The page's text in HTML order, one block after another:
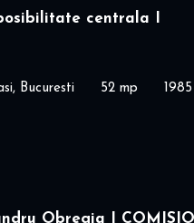
centrala I
Bucuresti 52 mp 1985
Obregia I